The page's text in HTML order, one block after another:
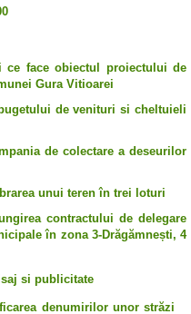
ce face obiectul proiectului de
Gura Vitioarei
de venituri si cheltuieli
de colectare a deseurilor
unui teren în trei loturi
contractului de delegare
în zona 3-Drăgămnești, 4
si publicitate
denumirilor unor străzi